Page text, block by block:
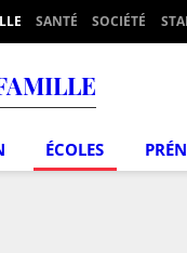
SANTÉ SOCIÉTÉ
ÉCOLES